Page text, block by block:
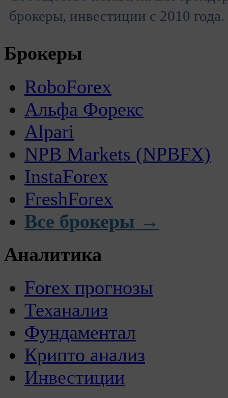
брокеры, инвестиции с 2010 года.
Брокеры
RoboForex
Альфа Форекс
Alpari
NPB Markets (NPBFX)
InstaForex
FreshForex
Все брокеры →
Аналитика
Forex прогнозы
Теханализ
Фундаментал
Крипто анализ
Инвестиции